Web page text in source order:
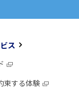
ス
束する体験